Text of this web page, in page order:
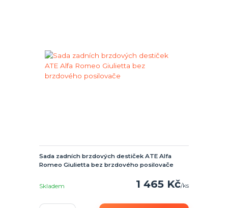
Sada zadních brzdových destiček ATE Alfa
Romeo Giulietta bez brzdového posilovače
1 465 Kč/ks
Skladem